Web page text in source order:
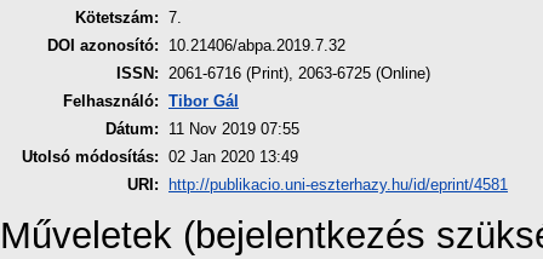
Kötetszám: 7.
DOI azonosító:
10.21406/abpa.2019.7.32
ISSN:
2061-6716 (Print), 2063-6725 (Online)
Felhasználó: Tibor Gál
Dátum:
11 Nov 2019 07:55
Utolsó módosítás: 02 Jan 2020 13:49
URI:
http://publikacio.uni-eszterhazy.hu/id/eprint/4581
Műveletek (bejelentkezés